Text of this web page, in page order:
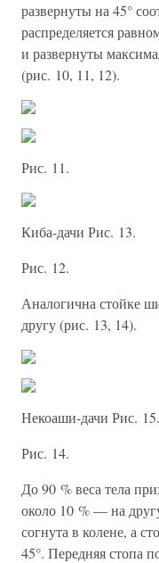
развернуты на 45°
распределяется
и развернуты
(рис. 10, 11, 12).
Рис. 11.
Киба-дачи Рис. 13.
Рис. 12.
Аналогична стойке
другу (рис. 13, 14).
Некоаши-дачи Рис. 15.
Рис. 14.
До 90 % веса тела
около 10 % — на
согнута в колене, а
45°. Передняя стопа